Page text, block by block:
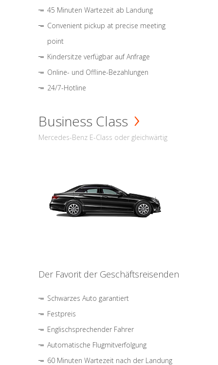
45 Minuten Wartezeit ab Landung
Convenient pickup at precise meeting
point
Kindersitze verfügbar auf Anfrage
Online- und Offline-Bezahlungen
24/7-Hotline
Business Class
Mercedes-Benz E-Class oder gleichwärtig
Der Favorit der Geschäftsreisenden
Schwarzes Auto garantiert
Festpreis
Englischsprechender Fahrer
Automatische Flugmitverfolgung
60 Minuten Wartezeit nach der Landung